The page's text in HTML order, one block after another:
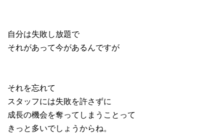
自分は失敗し放題で
それがあって今があるんですが
それを忘れて
スタッフには失敗を許さずに
成長の機会を奪ってしまうことって
きっと多いでしょうからね。